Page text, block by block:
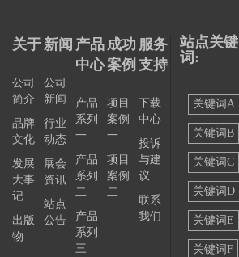
关于
公司
简介
品牌
文化
发展
大事
记
出版
物
新闻
公司
新闻
行业
动态
展会
资讯
站点
公告
产品
中心
产品
系列
一
产品
系列
二
产品
系列
三
成功
案例
项目
案例
一
项目
案例
二
服务
支持
下载
中心
投诉
与建
议
联系
我们
站点关键
词:
关键词A
关键词B
关键词C
关键词D
关键词E
关键词F